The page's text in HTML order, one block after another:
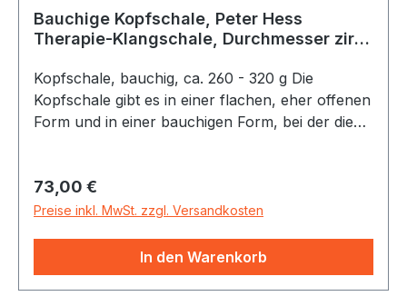
Bauchige Kopfschale, Peter Hess
Therapie-Klangschale, Durchmesser zirka
Kopfschale, bauchig, ca. 260 - 320 g Die
Kopfschale gibt es in einer flachen, eher offenen
Form und in einer bauchigen Form, bei der die
Kopfschale hat ihren Platz aber auch im
Wellness- und Beautybereich, wo ihre hellen,
unterschiedlicher Art unterstützen. Sie wiegt
zirka 260 bis 320 Gramm und hat einen etwas
kleineren Durchmesser von 12 cm.
Regulärer Preis:
73,00 €
Preise inkl. MwSt. zzgl. Versandkosten
In den Warenkorb